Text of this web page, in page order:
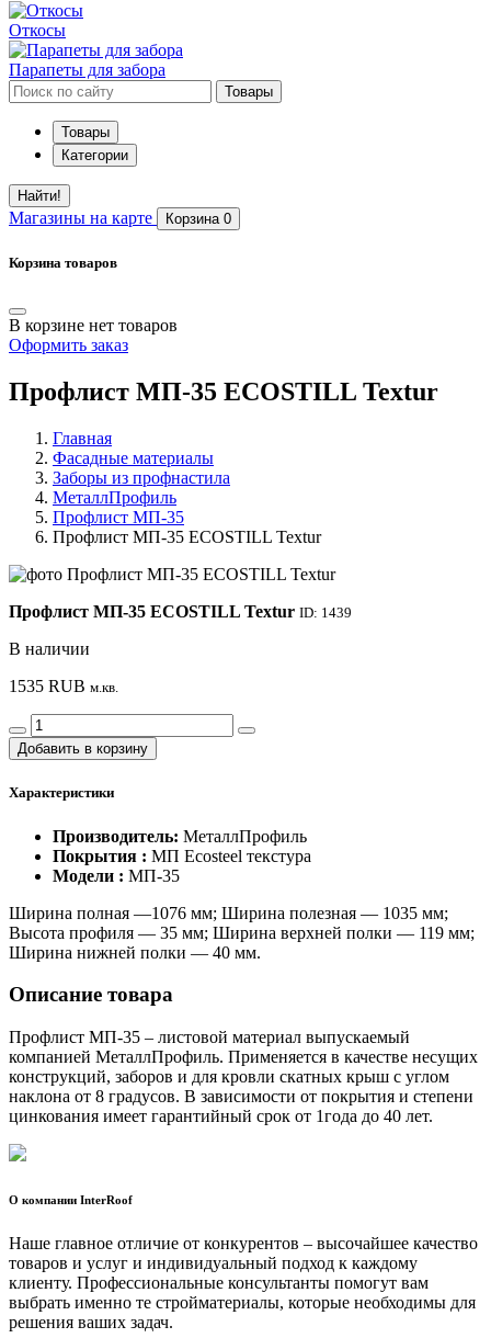
Откосы
Парапеты для забора
Товары
Товары
Категории
Найти!
Магазины на карте Корзина 0
Корзина товаров
В корзине нет товаров
Оформить заказ
Профлист МП-35 ECOSTILL Textur
Главная
Фасадные материалы
Заборы из профнастила
МеталлПрофиль
Профлист МП-35
Профлист МП-35 ECOSTILL Textur
Профлист МП-35 ECOSTILL Textur ID: 1439
В наличии
1535 RUB м.кв.
Добавить в корзину
Характеристики
Производитель: МеталлПрофиль
Покрытия : МП Ecosteel текстура
Модели : МП-35
Ширина полная —1076 мм; Ширина полезная — 1035 мм;
Высота профиля — 35 мм; Ширина верхней полки — 119 мм;
Ширина нижней полки — 40 мм.
Описание товара
Профлист МП-35 – листовой материал выпускаемый
компанией МеталлПрофиль. Применяется в качестве несущих
конструкций, заборов и для кровли скатных крыш с углом
наклона от 8 градусов. В зависимости от покрытия и степени
цинкования имеет гарантийный срок от 1года до 40 лет.
О компании InterRoof
Наше главное отличие от конкурентов – высочайшее качество
товаров и услуг и индивидуальный подход к каждому
клиенту. Профессиональные консультанты помогут вам
выбрать именно те стройматериалы, которые необходимы для
решения ваших задач.